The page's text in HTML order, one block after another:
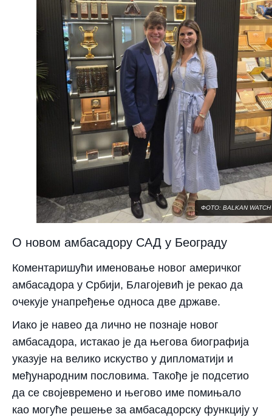
ФОТО: BALKAN WATCH
О новом амбасадору САД у Београду
Коментаришући именовање новог америчког
амбасадора у Србији, Благојевић је рекао да
очекује унапређење односа две државе.
Иако је навео да лично не познаје новог
амбасадора, истакао је да његова биографија
указује на велико искуство у дипломатији и
међународним пословима. Такође је подсетио
да се својевремено и његово име помињало
као могуће решење за амбасадорску функцију у